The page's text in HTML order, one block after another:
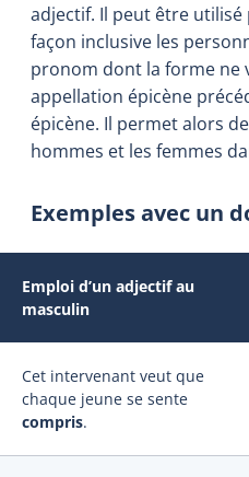
adjectif. Il peut être
façon inclusive les
pronom dont la forme ne
appellation épicène
épicène. Il permet alors
hommes et les femmes
Exemples avec un
Emploi d’un adjectif au
masculin
Cet intervenant veut que
chaque jeune se sente
compris.